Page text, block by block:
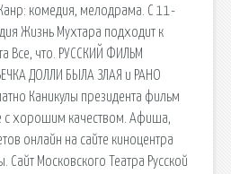
комедия, мелодрама. С 11-
Жизнь Мухтара подходит к
Все, что. РУССКИЙ ФИЛЬМ
ДОЛЛИ БЫЛА ЗЛАЯ и РАНО
Каникулы президента фильм
с хорошим качеством. Афиша,
онлайн на сайте киноцентра
Сайт Московского Театра Русской